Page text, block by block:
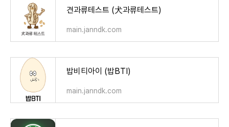
견과류테스트 (犬과류테스트)
main.janndk.com
밥비티아이 (밥BTI)
main.janndk.com